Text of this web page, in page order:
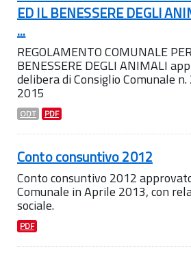
ED IL BENESSERE DEGLI
...
REGOLAMENTO COMUNALE
BENESSERE DEGLI ANIMALI
delibera di Consiglio Comunale
2015
ODT PDF
Conto consuntivo 2012
Conto consuntivo 2012
Comunale in Aprile 2013, con
sociale.
PDF